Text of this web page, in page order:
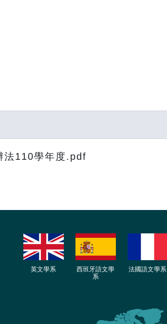
法110學年度.pdf
英文學系
西班牙語文學
系
法國語文學系